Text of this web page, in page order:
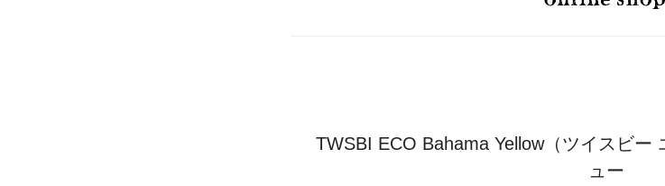
TWSBI ECO Bahama Yellow（ツイスビー
ュー